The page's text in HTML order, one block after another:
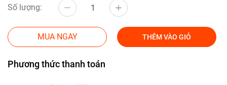
Số lượng:
MUA NGAY THÊM VÀO GIỎ
Phương thức thanh toán